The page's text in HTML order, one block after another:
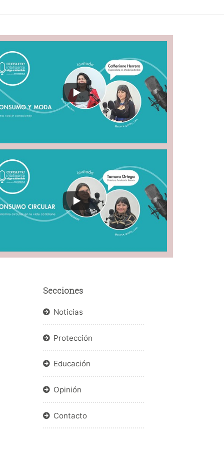
Secciones
Noticias
Protección
Educación
Opinión
Contacto